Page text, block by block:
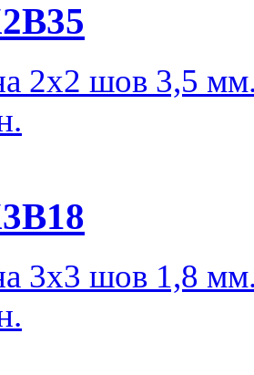
2х2 шов 3,5
3х3 шов 1,8